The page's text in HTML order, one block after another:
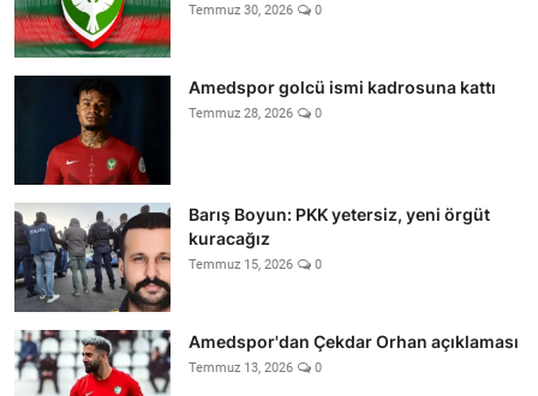
Temmuz 30, 2026 0
Amedspor golcü ismi kadrosuna kattı
Temmuz 28, 2026 0
Barış Boyun: PKK yetersiz, yeni örgüt
kuracağız
Temmuz 15, 2026 0
Amedspor'dan Çekdar Orhan açıklaması
Temmuz 13, 2026 0